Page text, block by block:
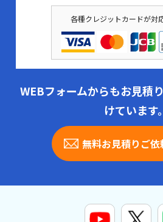
各種クレジットカードが対
WEBフォームからもお見積
けています。
無料お見積りご